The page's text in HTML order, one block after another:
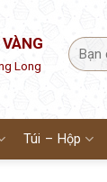
Long
Túi – Hộp